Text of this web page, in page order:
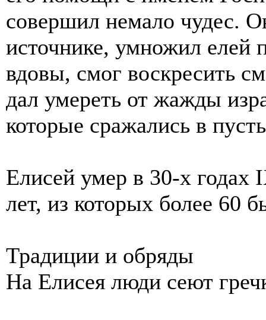
совершил немало чудес.
источнике, умножил елей
вдовы, смог воскресить
дал умереть от жажды
которые сражались в
Елисей умер в 30-х годах
лет, из которых более 60
Традиции и обряды
На Елисея люди сеют